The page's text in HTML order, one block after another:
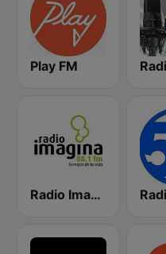
Play FM
Radio Imagina